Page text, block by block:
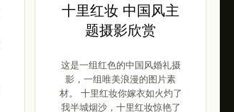
十里红妆 中国风主
题摄影欣赏
这是一组红色的中国风婚礼摄
影，一组唯美浪漫的图片素
材。 十里红妆你嫁衣如火灼了
我半城烟沙，十里红妆惊艳了